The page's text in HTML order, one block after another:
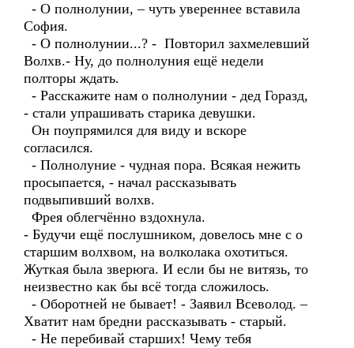
- О полнолунии, – чуть увереннее вставила
София.
- О полнолунии...? - Повторил захмелевший
Волхв.- Ну, до полнолуния ещё недели
полторы ждать.
- Расскажите нам о полнолунии - дед Горазд,
- стали упрашивать старика девушки.
Он поупрямился для виду и вскоре
согласился.
- Полнолуние - чудная пора. Всякая нежить
просыпается, - начал рассказывать
подвыпивший волхв.
Фрея облегчённо вздохнула.
- Будучи ещё послушником, довелось мне с о
старшим волхвом, на волколака охотиться.
Жуткая была зверюга. И если бы не витязь, то
неизвестно как бы всё тогда сложилось.
- Оборотней не бывает! - Заявил Всеволод. –
Хватит нам бредни рассказывать - старый.
- Не перебивай старших! Чему тебя